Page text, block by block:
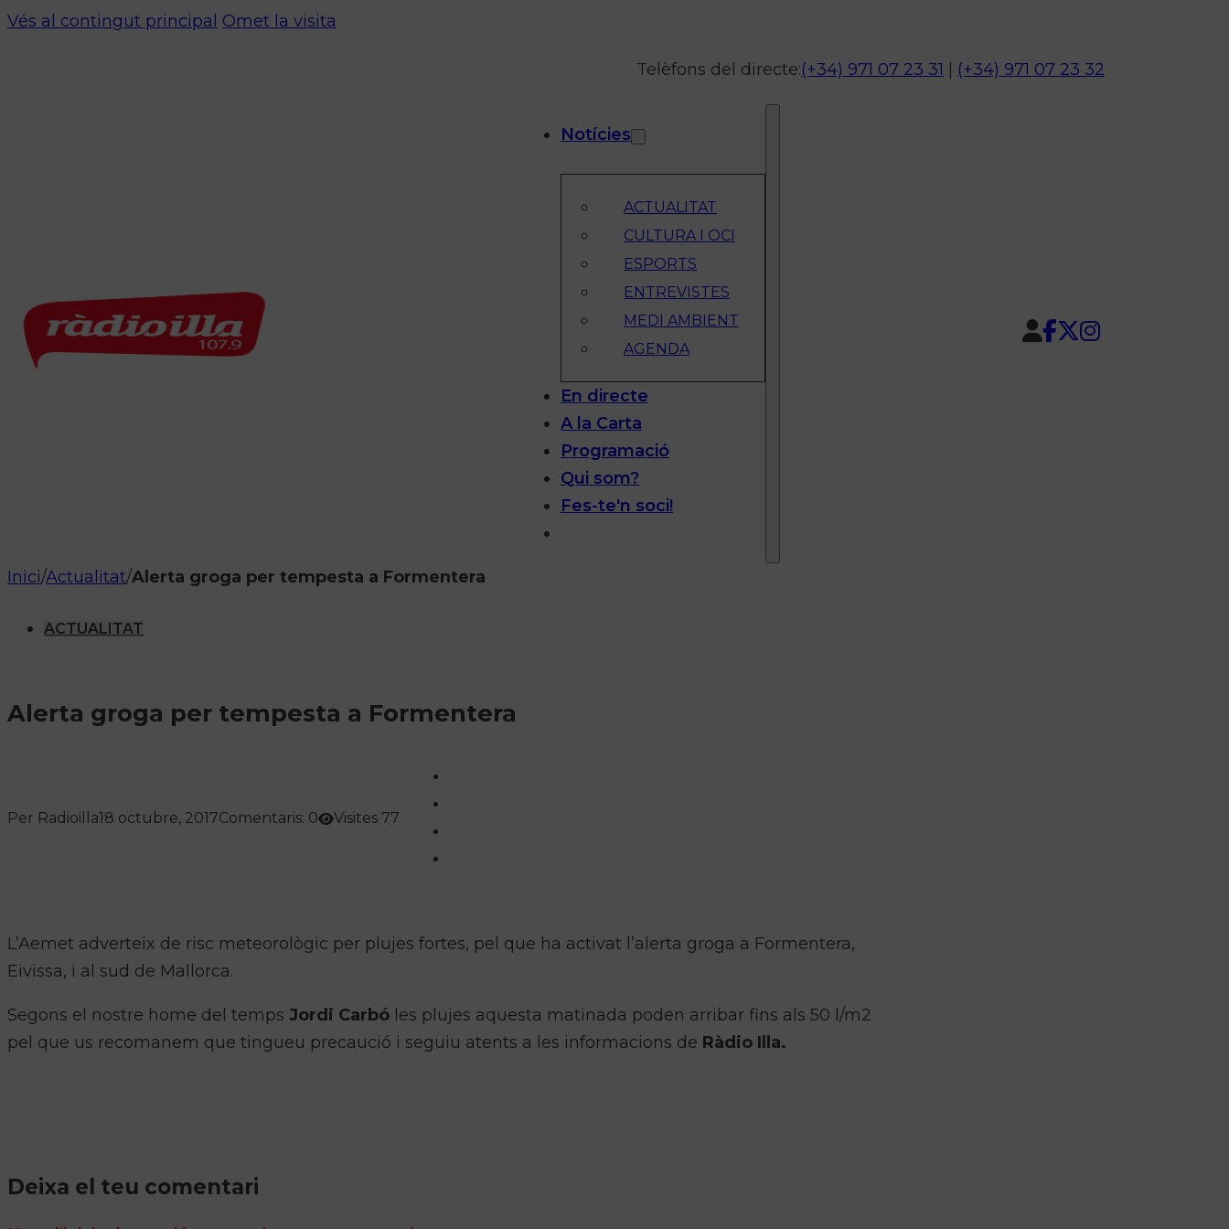
Vés al contingut principal Omet la visita
Telèfons del directe:(+34) 971 07 23 31 (+34) 971 07 23 32
Notícies
ACTUALITAT
CULTURA I OCI
ESPORTS
ENTREVISTES
MEDI AMBIENT
AGENDA
En directe
A la Carta
Programació
Qui som?
Fes-te'n soci!
Inici/Actualitat/Alerta groga per tempesta a Formentera
ACTUALITAT
Alerta groga per tempesta a Formentera
Per Radioilla18 octubre, 2017Comentaris: 0 Visites 77
L’Aemet adverteix de risc meteorològic per plujes fortes, pel que ha activat l’alerta groga a Formentera,
Eivissa, i al sud de Mallorca.
Segons el nostre home del temps Jordi Carbó les plujes aquesta matinada poden arribar fins als 50 l/m2
pel que us recomanem que tingueu precaució i seguiu atents a les informacions de Ràdio Illa.
Deixa el teu comentari